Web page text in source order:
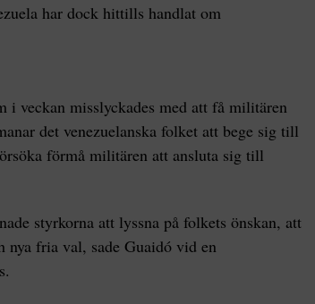
har dock hittills handlat om
i veckan misslyckades med att få militären
det venezuelanska folket att bege sig till
förmå militären att ansluta sig till
styrkorna att lyssna på folkets önskan, att
nya fria val, sade Guaidó vid en